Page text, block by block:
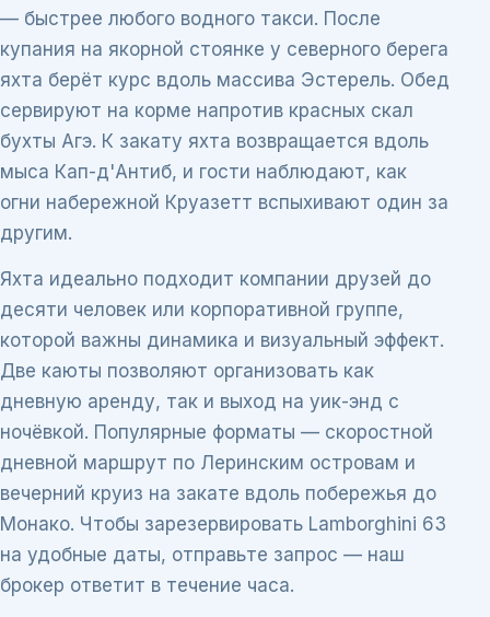
— быстрее любого водного такси. После
купания на якорной стоянке у северного берега
яхта берёт курс вдоль массива Эстерель. Обед
сервируют на корме напротив красных скал
бухты Агэ. К закату яхта возвращается вдоль
мыса Кап-д'Антиб, и гости наблюдают, как
огни набережной Круазетт вспыхивают один за
другим.
Яхта идеально подходит компании друзей до
десяти человек или корпоративной группе,
которой важны динамика и визуальный эффект.
Две каюты позволяют организовать как
дневную аренду, так и выход на уик-энд с
ночёвкой. Популярные форматы — скоростной
дневной маршрут по Леринским островам и
вечерний круиз на закате вдоль побережья до
Монако. Чтобы зарезервировать Lamborghini 63
на удобные даты, отправьте запрос — наш
брокер ответит в течение часа.